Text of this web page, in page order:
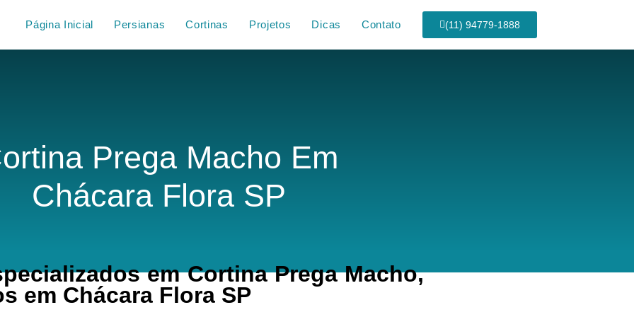
Página Inicial Persianas Cortinas Projetos Dicas Contato (11) 94779-1888
Prega Macho Em
Chácara Flora SP
em Cortina Prega Macho,
em Chácara Flora SP